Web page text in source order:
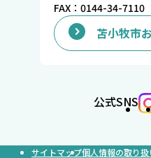
FAX：0144-34-7110
苫小牧市
公式SNS
サイトマップ個人情報の取り